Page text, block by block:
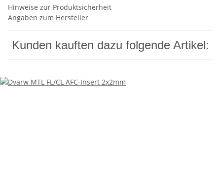
Hinweise zur Produktsicherheit
Angaben zum Hersteller
Kunden kauften dazu folgende Artikel: